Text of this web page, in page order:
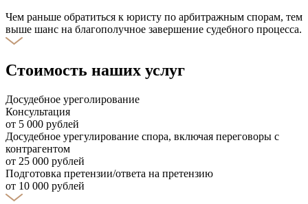
Чем раньше обратиться к юристу по арбитражным спорам, тем
выше шанс на благополучное завершение судебного процесса.
Стоимость наших услуг
Досудебное уреголирование
Консультация
от 5 000 рублей
Досудебное урегулирование спора, включая переговоры с
контрагентом
от 25 000 рублей
Подготовка претензии/ответа на претензию
от 10 000 рублей